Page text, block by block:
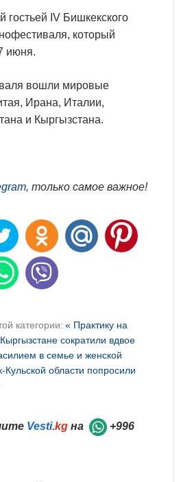
гостьей IV Бишкекского
который
июня.
вошли мировые
Ирана, Италии,
и Кыргызстана.
, только самое важное!
категории: « Практику на
сократили вдвое
в семье и женской
Кульской области попросили
Vesti.kg на
+996